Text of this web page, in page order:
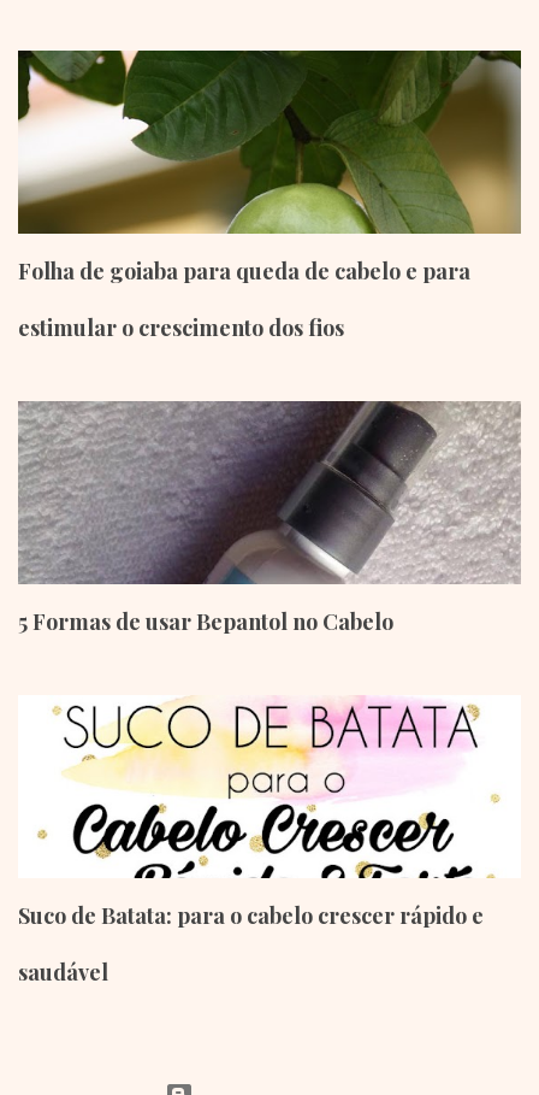
Folha de goiaba para queda de cabelo e para
estimular o crescimento dos fios
5 Formas de usar Bepantol no Cabelo
Suco de Batata: para o cabelo crescer rápido e
saudável